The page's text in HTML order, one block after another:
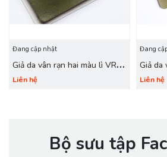
Đang cập nhật
Giả da vân rạn hai màu lì VRL
722 xanh lá
Liên hệ
Đang
Giả da
721 cỏ
Liên hệ
Bộ sưu tập